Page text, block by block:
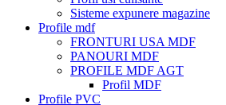
Sisteme expunere magazine
Profile mdf
FRONTURI USA MDF
PANOURI MDF
PROFILE MDF AGT
Profil MDF
Profile PVC